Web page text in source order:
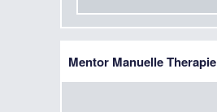
Mentor Manuelle Therapie